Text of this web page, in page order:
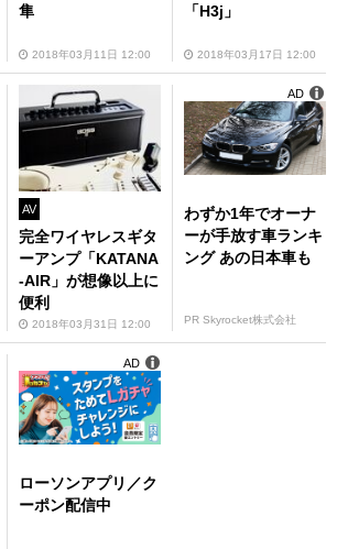
隼
2018年03月11日 12:00
「H3j」
2018年03月17日 12:00
AV
完全ワイヤレスギタ
ーアンプ「KATANA
-AIR」が想像以上に
便利
2018年03月31日 12:00
わずか1年でオーナ
ーが手放す車ランキ
ング あの日本車も
PR Skyrocket株式会社
AD
ローソンアプリ／ク
ーポン配信中
AD